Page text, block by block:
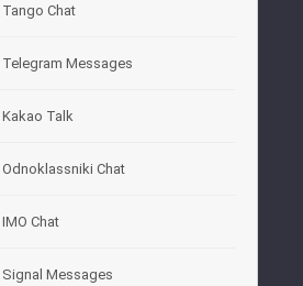
Tango Chat
Telegram Messages
Kakao Talk
Odnoklassniki Chat
IMO Chat
Signal Messages